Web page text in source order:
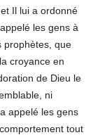
Il lui a ordonné
les gens à
prophètes, que
croyance en
de Dieu le
ni
appelé les gens
tout